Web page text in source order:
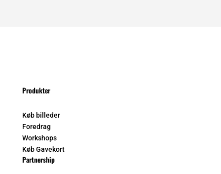
Produkter
Køb billeder
Foredrag
Workshops
Køb Gavekort
Partnership